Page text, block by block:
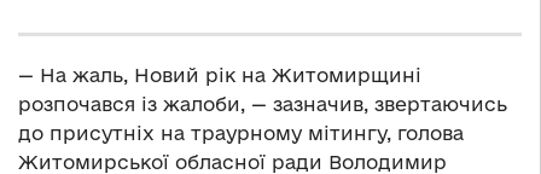
— На жаль, Новий рік на Житомирщині
розпочався із жалоби, — зазначив, звертаючись
до присутніх на траурному мітингу, голова
Житомирської обласної ради Володимир